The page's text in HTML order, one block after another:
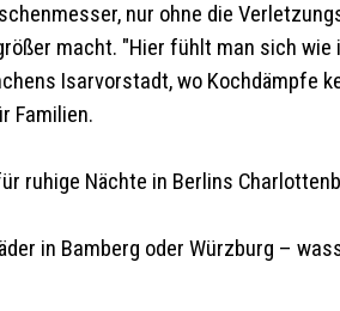
nur ohne die
macht. "Hier fühlt man sich
Isarvorstadt, wo Kochdämpfe
Familien.
ruhige Nächte in Berlins
in Bamberg oder Würzburg –